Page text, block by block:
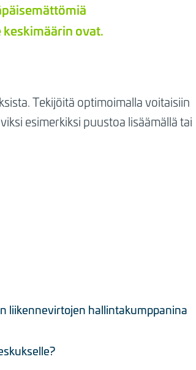
ovat.
Tekijöitä optimoimalla voitaisiin
esimerkiksi puustoa lisäämällä tai
liikennevirtojen hallintakumppanina